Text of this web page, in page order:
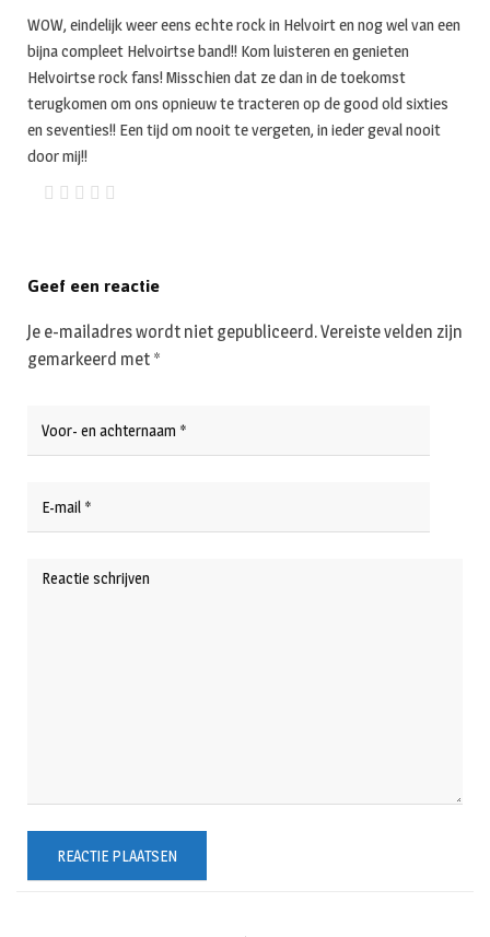
WOW, eindelijk weer eens echte rock in Helvoirt en nog wel van een
bijna compleet Helvoirtse band!! Kom luisteren en genieten
Helvoirtse rock fans! Misschien dat ze dan in de toekomst
terugkomen om ons opnieuw te tracteren op de good old sixties
en seventies!! Een tijd om nooit te vergeten, in ieder geval nooit
door mij!!
Geef een reactie
Je e-mailadres wordt niet gepubliceerd.Vereiste velden zijn
gemarkeerd met *